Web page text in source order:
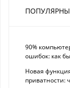
90%
ошибок: как
Новая
приватности: